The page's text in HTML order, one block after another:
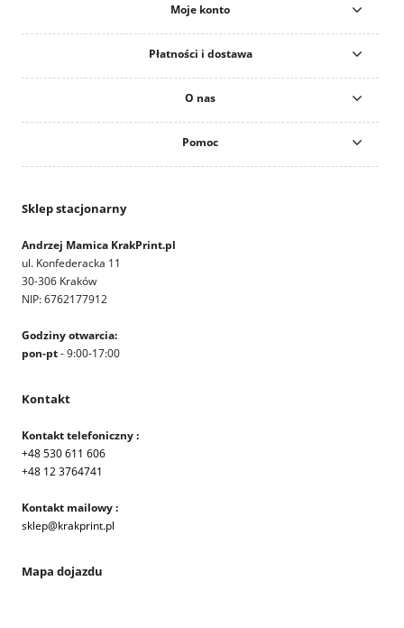
Moje konto
Płatności i dostawa
O nas
Pomoc
Sklep stacjonarny
Andrzej Mamica KrakPrint.pl
ul. Konfederacka 11
30-306 Kraków
NIP: 6762177912
Godziny otwarcia:
pon-pt- 9:00-17:00
Kontakt
Kontakt telefoniczny :
+48 530 611 606
+48 12 3764741
Kontakt mailowy :
sklep@krakprint.pl
Mapa dojazdu